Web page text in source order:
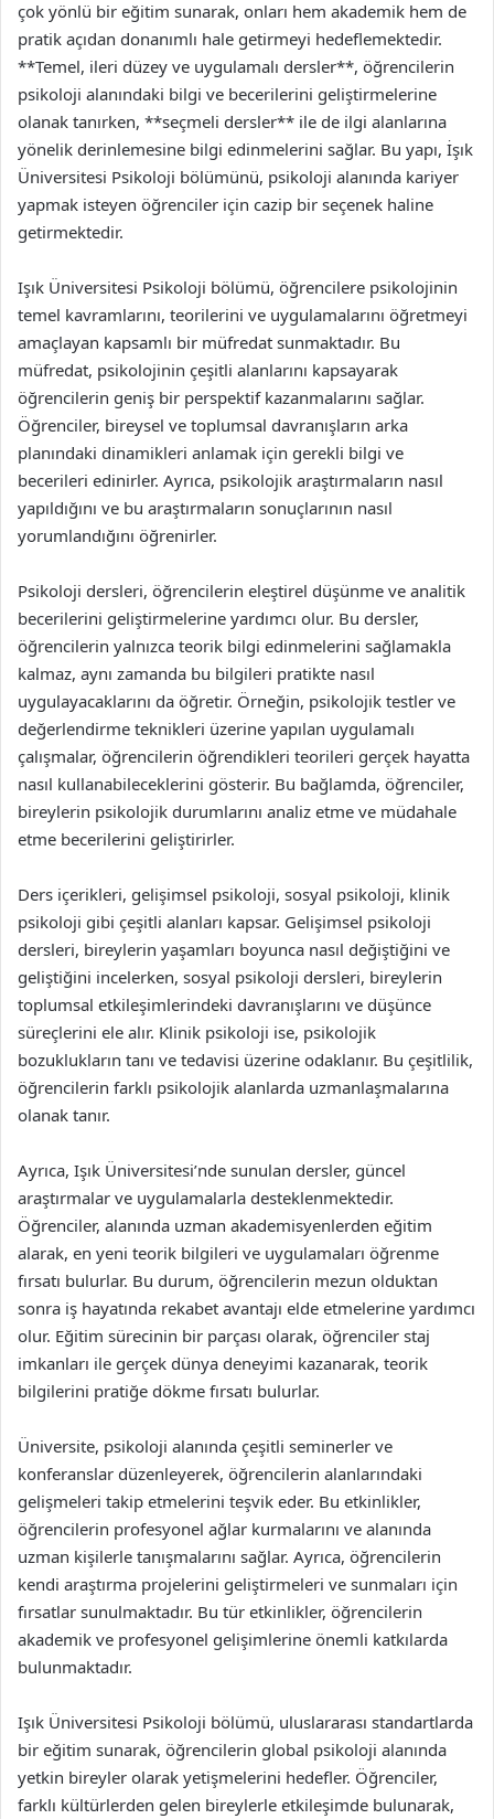
çok yönlü bir eğitim sunarak, onları hem akademik hem de
pratik açıdan donanımlı hale getirmeyi hedeflemektedir.
**Temel, ileri düzey ve uygulamalı dersler**, öğrencilerin
psikoloji alanındaki bilgi ve becerilerini geliştirmelerine
olanak tanırken, **seçmeli dersler** ile de ilgi alanlarına
yönelik derinlemesine bilgi edinmelerini sağlar. Bu yapı, İşık
Üniversitesi Psikoloji bölümünü, psikoloji alanında kariyer
yapmak isteyen öğrenciler için cazip bir seçenek haline
getirmektedir.
Işık Üniversitesi Psikoloji bölümü, öğrencilere psikolojinin
temel kavramlarını, teorilerini ve uygulamalarını öğretmeyi
amaçlayan kapsamlı bir müfredat sunmaktadır. Bu
müfredat, psikolojinin çeşitli alanlarını kapsayarak
öğrencilerin geniş bir perspektif kazanmalarını sağlar.
Öğrenciler, bireysel ve toplumsal davranışların arka
planındaki dinamikleri anlamak için gerekli bilgi ve
becerileri edinirler. Ayrıca, psikolojik araştırmaların nasıl
yapıldığını ve bu araştırmaların sonuçlarının nasıl
yorumlandığını öğrenirler.
Psikoloji dersleri, öğrencilerin eleştirel düşünme ve analitik
becerilerini geliştirmelerine yardımcı olur. Bu dersler,
öğrencilerin yalnızca teorik bilgi edinmelerini sağlamakla
kalmaz, aynı zamanda bu bilgileri pratikte nasıl
uygulayacaklarını da öğretir. Örneğin, psikolojik testler ve
değerlendirme teknikleri üzerine yapılan uygulamalı
çalışmalar, öğrencilerin öğrendikleri teorileri gerçek hayatta
nasıl kullanabileceklerini gösterir. Bu bağlamda, öğrenciler,
bireylerin psikolojik durumlarını analiz etme ve müdahale
etme becerilerini geliştirirler.
Ders içerikleri, gelişimsel psikoloji, sosyal psikoloji, klinik
psikoloji gibi çeşitli alanları kapsar. Gelişimsel psikoloji
dersleri, bireylerin yaşamları boyunca nasıl değiştiğini ve
geliştiğini incelerken, sosyal psikoloji dersleri, bireylerin
toplumsal etkileşimlerindeki davranışlarını ve düşünce
süreçlerini ele alır. Klinik psikoloji ise, psikolojik
bozuklukların tanı ve tedavisi üzerine odaklanır. Bu çeşitlilik,
öğrencilerin farklı psikolojik alanlarda uzmanlaşmalarına
olanak tanır.
Ayrıca, Işık Üniversitesi’nde sunulan dersler, güncel
araştırmalar ve uygulamalarla desteklenmektedir.
Öğrenciler, alanında uzman akademisyenlerden eğitim
alarak, en yeni teorik bilgileri ve uygulamaları öğrenme
fırsatı bulurlar. Bu durum, öğrencilerin mezun olduktan
sonra iş hayatında rekabet avantajı elde etmelerine yardımcı
olur. Eğitim sürecinin bir parçası olarak, öğrenciler staj
imkanları ile gerçek dünya deneyimi kazanarak, teorik
bilgilerini pratiğe dökme fırsatı bulurlar.
Üniversite, psikoloji alanında çeşitli seminerler ve
konferanslar düzenleyerek, öğrencilerin alanlarındaki
gelişmeleri takip etmelerini teşvik eder. Bu etkinlikler,
öğrencilerin profesyonel ağlar kurmalarını ve alanında
uzman kişilerle tanışmalarını sağlar. Ayrıca, öğrencilerin
kendi araştırma projelerini geliştirmeleri ve sunmaları için
fırsatlar sunulmaktadır. Bu tür etkinlikler, öğrencilerin
akademik ve profesyonel gelişimlerine önemli katkılarda
bulunmaktadır.
Işık Üniversitesi Psikoloji bölümü, uluslararası standartlarda
bir eğitim sunarak, öğrencilerin global psikoloji alanında
yetkin bireyler olarak yetişmelerini hedefler. Öğrenciler,
farklı kültürlerden gelen bireylerle etkileşimde bulunarak,